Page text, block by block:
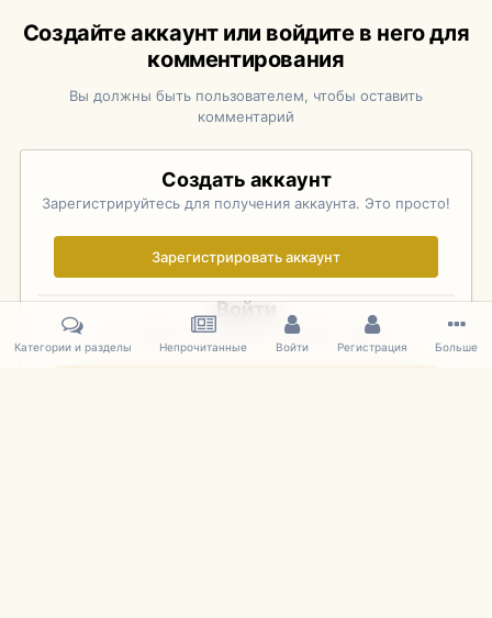
Создайте аккаунт или войдите в него для
комментирования
Вы должны быть пользователем, чтобы оставить
комментарий
Создать аккаунт
Зарегистрируйтесь для получения аккаунта. Это просто!
Зарегистрировать аккаунт
Войти
Уже зарегистрированы? Войдите здесь.
Категории и разделы Непрочитанные Войти Регистрация Больше